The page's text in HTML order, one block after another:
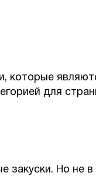
которые
для
Но не в